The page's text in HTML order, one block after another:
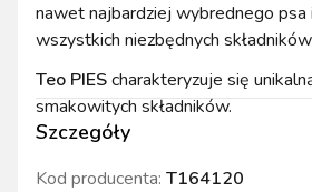
Szczegóły
Kod producenta: T164120
nawet najbardziej wybrednego psa
wszystkich niezbędnych
Teo PIEScharakteryzuje się
smakowitych składników.